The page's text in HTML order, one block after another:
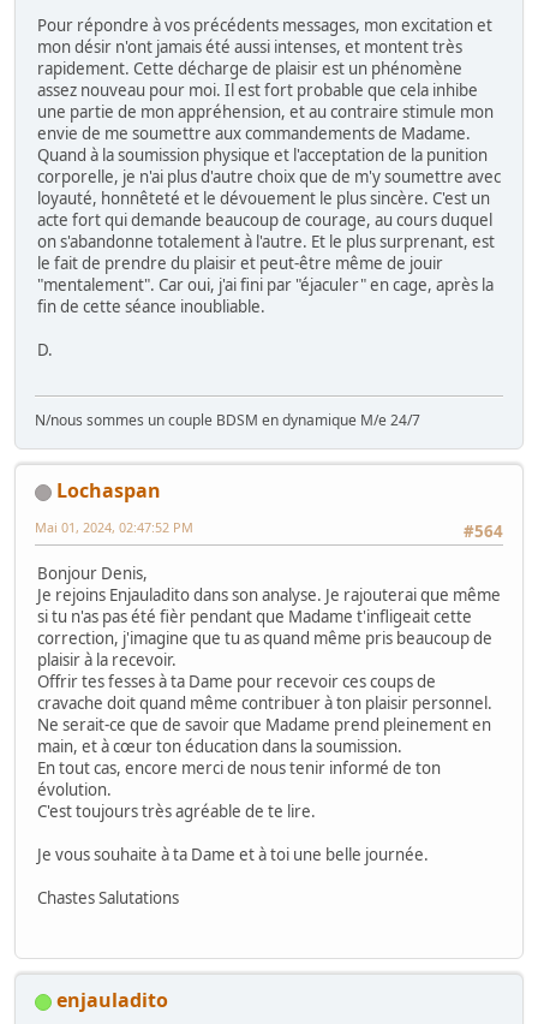
Pour répondre à vos précédents messages, mon excitation et
mon désir n'ont jamais été aussi intenses, et montent très
rapidement. Cette décharge de plaisir est un phénomène
assez nouveau pour moi. Il est fort probable que cela inhibe
une partie de mon appréhension, et au contraire stimule mon
envie de me soumettre aux commandements de Madame.
Quand à la soumission physique et l'acceptation de la punition
corporelle, je n'ai plus d'autre choix que de m'y soumettre avec
loyauté, honnêteté et le dévouement le plus sincère. C'est un
acte fort qui demande beaucoup de courage, au cours duquel
on s'abandonne totalement à l'autre. Et le plus surprenant, est
le fait de prendre du plaisir et peut-être même de jouir
"mentalement". Car oui, j'ai fini par "éjaculer" en cage, après la
fin de cette séance inoubliable.
D.
N/nous sommes un couple BDSM en dynamique M/e 24/7
Lochaspan
#564
Mai 01, 2024, 02:47:52 PM
Bonjour Denis,
Je rejoins Enjauladito dans son analyse. Je rajouterai que même
si tu n'as pas été fièr pendant que Madame t'infligeait cette
correction, j'imagine que tu as quand même pris beaucoup de
plaisir à la recevoir.
Offrir tes fesses à ta Dame pour recevoir ces coups de
cravache doit quand même contribuer à ton plaisir personnel.
Ne serait-ce que de savoir que Madame prend pleinement en
main, et à cœur ton éducation dans la soumission.
En tout cas, encore merci de nous tenir informé de ton
évolution.
C'est toujours très agréable de te lire.
Je vous souhaite à ta Dame et à toi une belle journée.
Chastes Salutations
enjauladito